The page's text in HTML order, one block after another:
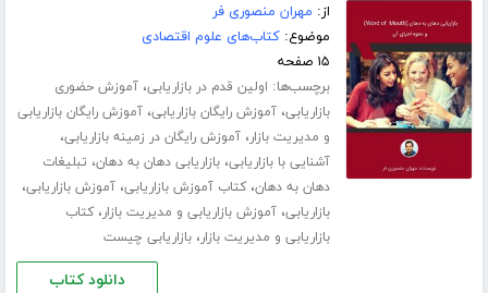
از: مهران منصوری فر
موضوع:کتاب‌های علوم اقتصادی
۱۵ صفحه
برچسب‌ها: اولین قدم در بازاریابی،آموزش حضوری
بازاریابی،آموزش رایگان بازاریابی،آموزش رایگان بازاریابی
و مدیریت بازار،آموزش رایگان در زمینه بازاریابی،
آشنایی با بازاریابی،بازاریابی دهان به دهان، تبلیغات
دهان به دهان،کتاب آموزش بازاریابی،آموزش بازاریابی،
بازاریابی،آموزش بازاریابی و مدیریت بازار،کتاب
بازاریابی و مدیریت بازار،بازاریابی چیست
دانلود کتاب